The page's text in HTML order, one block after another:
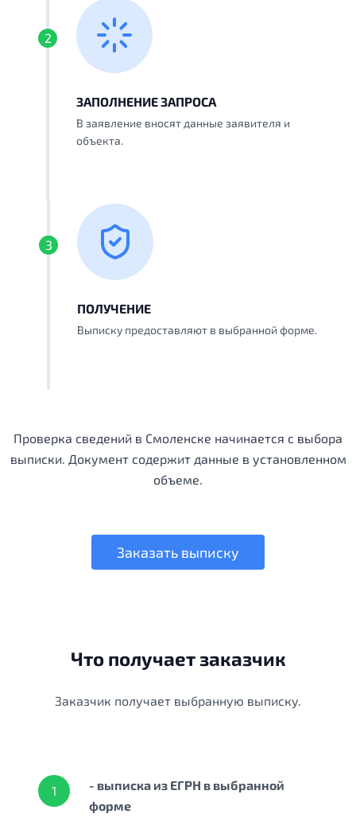
2
ЗАПОЛНЕНИЕ ЗАПРОСА
В заявление вносят данные заявителя и
объекта.
3
ПОЛУЧЕНИЕ
Выписку предоставляют в выбранной форме.
Проверка сведений в Смоленске начинается с выбора
выписки. Документ содержит данные в установленном
объеме.
Заказать выписку
Что получает заказчик
Заказчик получает выбранную выписку.
1
- выписка из ЕГРН в выбранной
форме